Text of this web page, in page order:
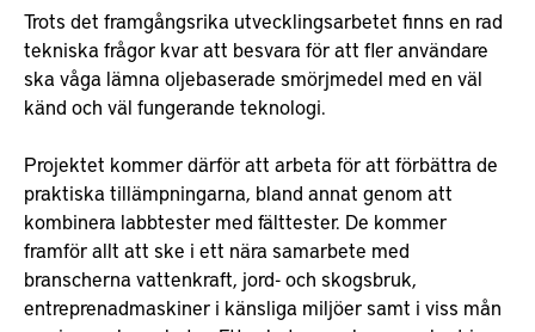
Trots det framgångsrika utvecklingsarbetet finns en rad
tekniska frågor kvar att besvara för att fler användare
ska våga lämna oljebaserade smörjmedel med en väl
känd och väl fungerande teknologi.
Projektet kommer därför att arbeta för att förbättra de
praktiska tillämpningarna, bland annat genom att
kombinera labbtester med fälttester. De kommer
framför allt att ske i ett nära samarbete med
branscherna vattenkraft, jord- och skogsbruk,
entreprenadmaskiner i känsliga miljöer samt i viss mån